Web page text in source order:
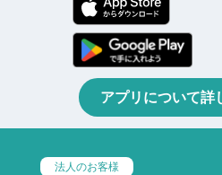
アプリについて詳
法人のお客様